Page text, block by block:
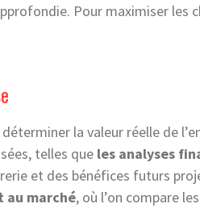
Pour maximiser les
la valeur réelle de
telles que les analyses
et des bénéfices futurs
au marché, où l’on compare